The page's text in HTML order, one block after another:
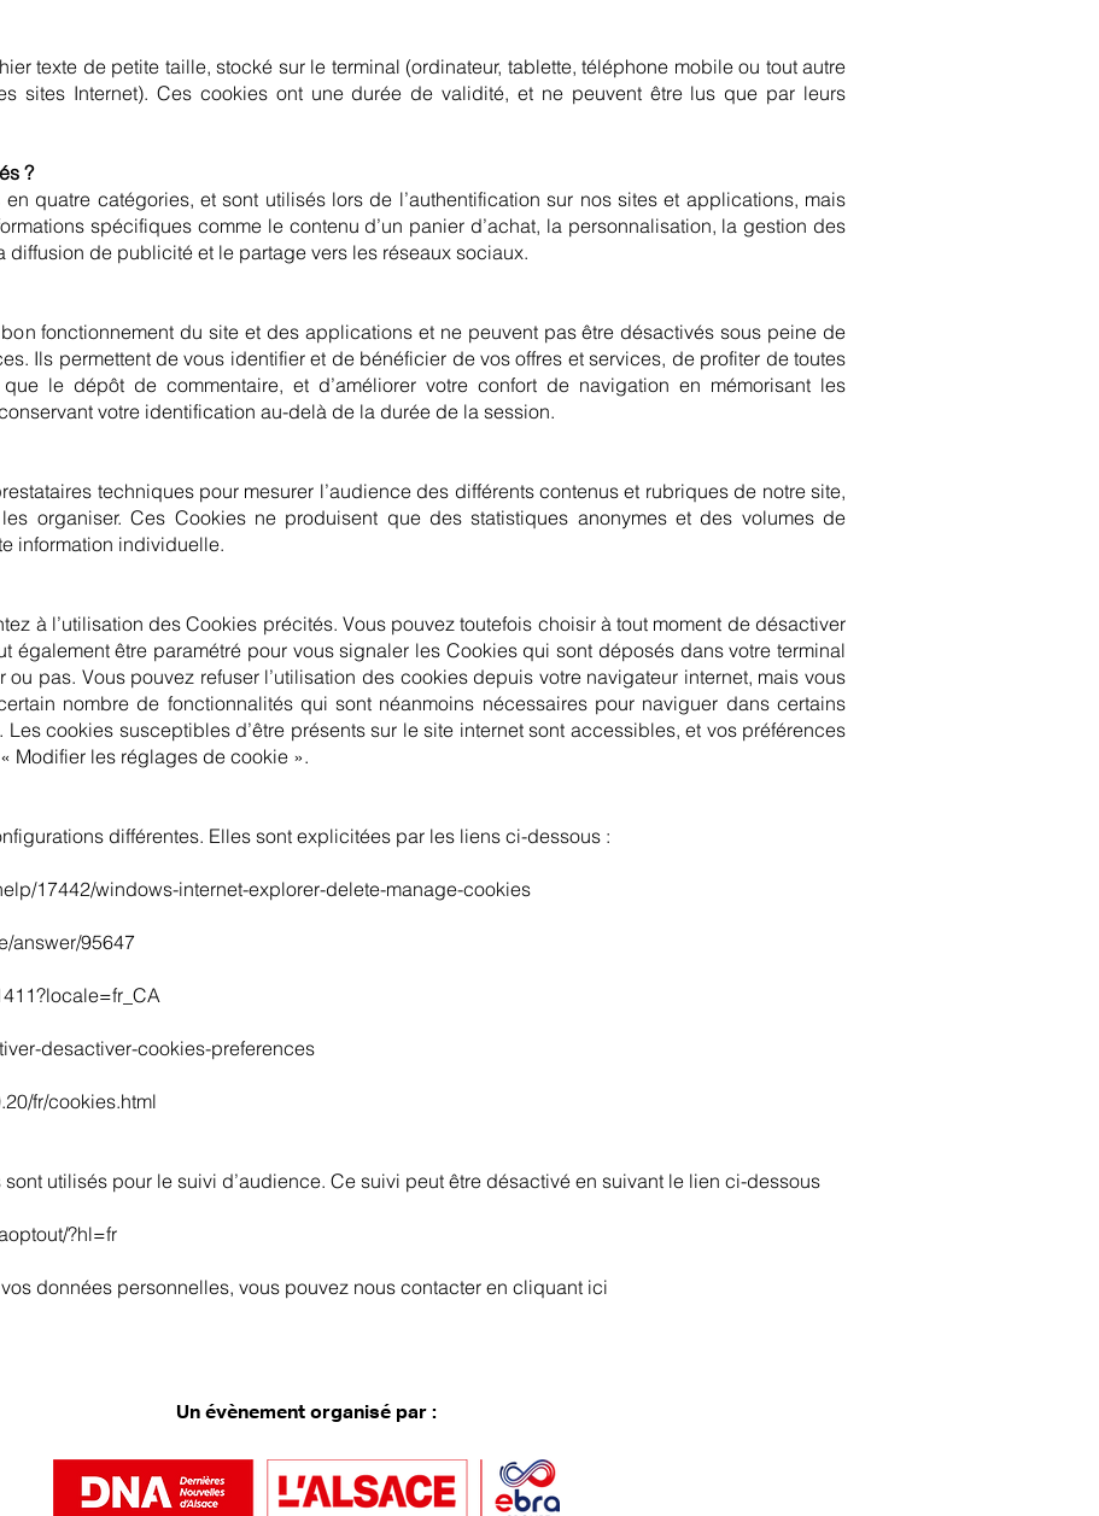
texte de petite taille, stocké sur le terminal (ordinateur, tablette, téléphone mobile ou tout autre
sites Internet). Ces cookies ont une durée de validité, et ne peuvent être lus que par leurs
?
quatre catégories, et sont utilisés lors de l’authentification sur nos sites et applications, mais
spécifiques comme le contenu d’un panier d’achat, la personnalisation, la gestion des
diffusion de publicité et le partage vers les réseaux sociaux.
fonctionnement du site et des applications et ne peuvent pas être désactivés sous peine de
Ils permettent de vous identifier et de bénéficier de vos offres et services, de profiter de toutes
le dépôt de commentaire, et d’améliorer votre confort de navigation en mémorisant les
votre identification au-delà de la durée de la session.
techniques pour mesurer l’audience des différents contenus et rubriques de notre site,
organiser. Ces Cookies ne produisent que des statistiques anonymes et des volumes de
information individuelle.
à l’utilisation des Cookies précités. Vous pouvez toutefois choisir à tout moment de désactiver
également être paramétré pour vous signaler les Cookies qui sont déposés dans votre terminal
pas. Vous pouvez refuser l’utilisation des cookies depuis votre navigateur internet, mais vous
nombre de fonctionnalités qui sont néanmoins nécessaires pour naviguer dans certains
cookies susceptibles d’être présents sur le site internet sont accessibles, et vos préférences
Modifier les réglages de cookie ».
différentes. Elles sont explicitées par les liens ci-dessous :
17442/windows-internet-explorer-delete-manage-cookies
answer/95647
desactiver-cookies-preferences
fr/cookies.html
utilisés pour le suivi d’audience. Ce suivi peut être désactivé en suivant le lien ci-dessous
?hl=fr
données personnelles, vous pouvez nous contacter en cliquant ici
Un évènement organisé par :